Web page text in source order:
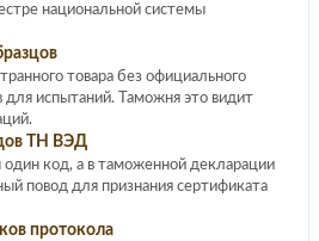
национальной системы
товара без официального
для испытаний. Таможня это видит
ТН ВЭД
один код, а в таможенной декларации
повод для признания сертификата
протокола